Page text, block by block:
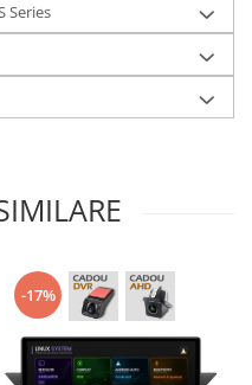
Series
-17%